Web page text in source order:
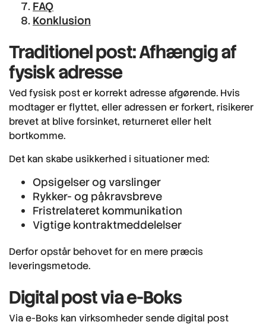
FAQ
Konklusion
Traditionel post: Afhængig af
fysisk adresse
Ved fysisk post er korrekt adresse afgørende. Hvis
modtager er flyttet, eller adressen er forkert, risikerer
brevet at blive forsinket, returneret eller helt
bortkomme.
Det kan skabe usikkerhed i situationer med:
Opsigelser og varslinger
Rykker- og påkravsbreve
Fristrelateret kommunikation
Vigtige kontraktmeddelelser
Derfor opstår behovet for en mere præcis
leveringsmetode.
Digital post via e-Boks
Via e-Boks kan virksomheder sende digital post